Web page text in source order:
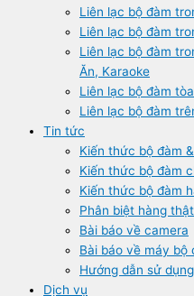
Liên lạc bộ đàm
Liên lạc bộ đàm
Liên lạc bộ đàm
Ăn, Karaoke
Liên lạc bộ đàm
Liên lạc bộ đàm
Tin tức
Kiến thức bộ đàm
Kiến thức bộ đàm
Kiến thức bộ đàm
Phân biệt hàng
Bài báo về camera
Bài báo về máy bộ
Hướng dẫn sử
Dịch vụ